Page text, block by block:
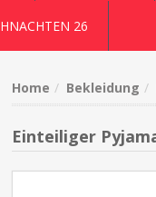
26
Home Bekleidung
Einteiliger